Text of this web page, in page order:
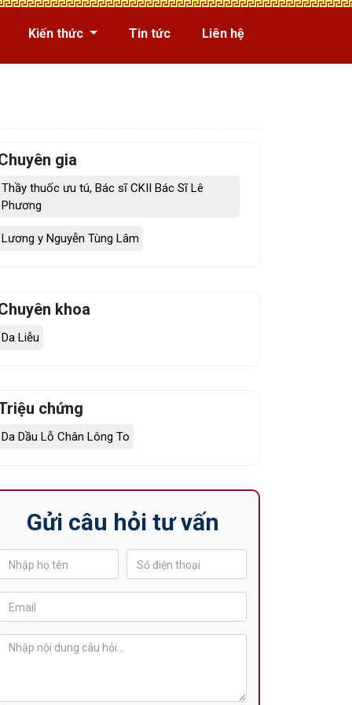
Kiến thức Tin tức Liên hệ
gia
Thầy thuốc ưu tú, Bác sĩ CKII Bác Sĩ Lê
Phương
Lương y Nguyễn Tùng Lâm
khoa
Da Liễu
chứng
Da Dầu Lỗ Chân Lông To
Gửi câu hỏi tư vấn